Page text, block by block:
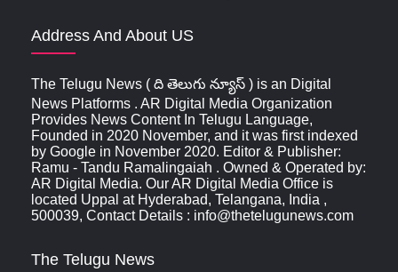
Address And About US
The Telugu News ( ది తెలుగు న్యూస్‌ ) is an Digital
News Platforms . AR Digital Media Organization
Provides News Content In Telugu Language,
Founded in 2020 November, and it was first indexed
by Google in November 2020. Editor & Publisher:
Ramu - Tandu Ramalingaiah . Owned & Operated by:
AR Digital Media. Our AR Digital Media Office is
located Uppal at Hyderabad, Telangana, India ,
500039, Contact Details : info@thetelugunews.com
The Telugu News